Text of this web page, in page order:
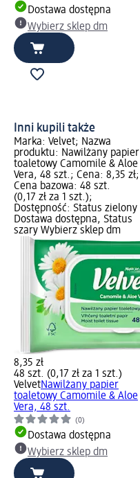
Dostawa dostępna
Wybierz sklep dm
Inni kupili także
Marka: Velvet; Nazwa
produktu: Nawilżany papier
toaletowy Camomile & Aloe
Vera, 48 szt.; Cena: 8,35 zł;
Cena bazowa: 48 szt.
(0,17 zł za 1 szt.);
Dostępność: Status zielony
Dostawa dostępna, Status
szary Wybierz sklep dm
8,35 zł
48 szt. (0,17 zł za 1 szt.)
VelvetNawilżany papier
toaletowy Camomile & Aloe
Vera, 48 szt.
(0)
Dostawa dostępna
Wybierz sklep dm